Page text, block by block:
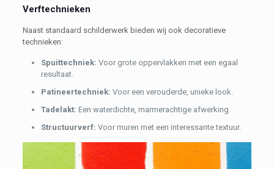
Verftechnieken
Naast standaard schilderwerk bieden wij ook decoratieve
technieken:
Spuittechniek: Voor grote oppervlakken met een egaal
resultaat.
Patineertechniek: Voor een verouderde, unieke look.
Tadelakt: Een waterdichte, marmerachtige afwerking.
Structuurverf: Voor muren met een interessante textuur.